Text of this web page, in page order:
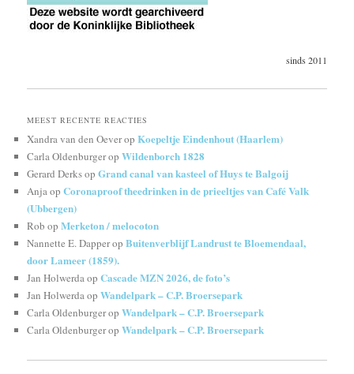
sinds 2011
MEEST RECENTE REACTIES
Xandra van den OeveropKoepeltje Eindenhout (Haarlem)
Carla OldenburgeropWildenborch 1828
Gerard DerksopGrand canal van kasteel of Huys te Balgoij
AnjaopCoronaproof theedrinken in de prieeltjes van Café Valk
(Ubbergen)
Rob opMerketon / melocoton
Nannette E. DapperopBuitenverblijf Landrust te Bloemendaal,
door Lameer (1859).
Jan HolwerdaopCascade MZN 2026, de foto’s
Jan HolwerdaopWandelpark – C.P. Broersepark
Carla OldenburgeropWandelpark – C.P. Broersepark
Carla OldenburgeropWandelpark – C.P. Broersepark